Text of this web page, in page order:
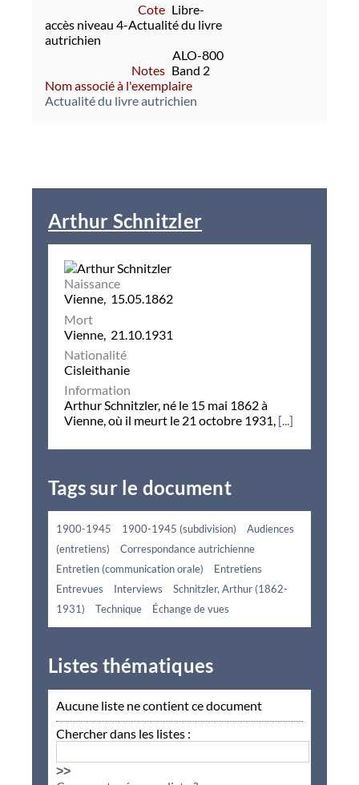
Cote Libre-
accès niveau 4-Actualité du livre
autrichien
ALO-800
Notes Band 2
Nom associé à l'exemplaire
Actualité du livre autrichien
Arthur Schnitzler
Naissance
Vienne, 15.05.1862
Mort
Vienne, 21.10.1931
Nationalité
Cisleithanie
Information
Arthur Schnitzler, né le 15 mai 1862 à
Vienne, où il meurt le 21 octobre 1931, [...]
Tags sur le document
1900-1945 1900-1945 (subdivision)
Audiences
(entretiens)
Correspondance autrichienne
Entretien (communication orale)
Entretiens
Entrevues
Interviews
Schnitzler, Arthur (1862-
1931)
Technique Échange de vues
Listes thématiques
Aucune liste ne contient ce document
Chercher dans les listes :
>>